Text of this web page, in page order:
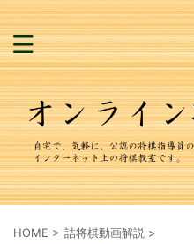
HOME > 詰将棋動画解説 >